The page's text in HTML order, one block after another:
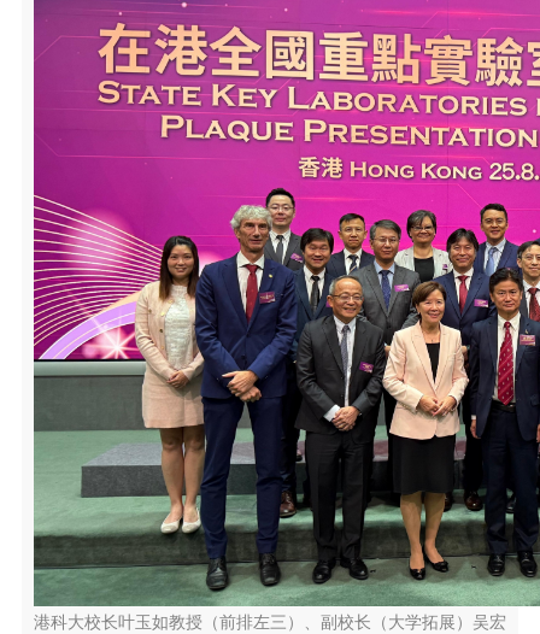
港科大校长叶玉如教授（前排左三）、副校长（大学拓展）吴宏